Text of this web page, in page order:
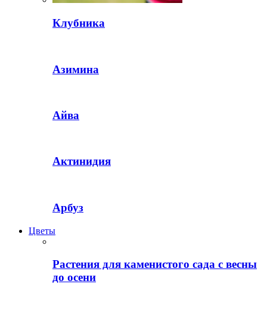
Клубника
Азимина
Айва
Актинидия
Арбуз
Цветы
Растения для каменистого сада с весны
до осени